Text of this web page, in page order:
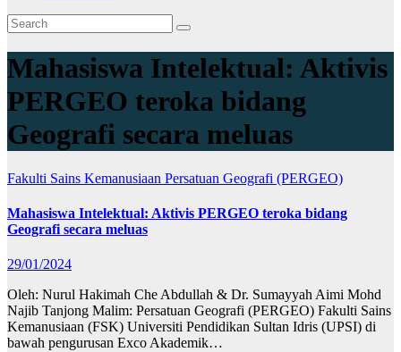
Mahasiswa Intelektual: Aktivis
PERGEO teroka bidang
Geografi secara meluas
Fakulti Sains Kemanusiaan Persatuan Geografi (PERGEO)
Mahasiswa Intelektual: Aktivis PERGEO teroka bidang
Geografi secara meluas
29/01/2024
Oleh: Nurul Hakimah Che Abdullah & Dr. Sumayyah Aimi Mohd
Najib Tanjong Malim: Persatuan Geografi (PERGEO) Fakulti Sains
Kemanusiaan (FSK) Universiti Pendidikan Sultan Idris (UPSI) di
bawah pengurusan Exco Akademik…